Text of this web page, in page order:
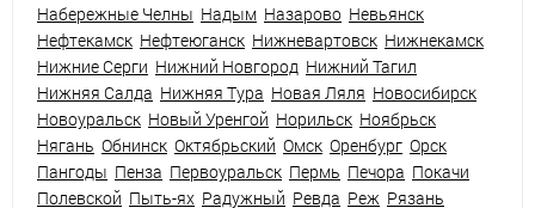
Набережные Челны Надым Назарово Невьянск
Нефтекамск Нефтеюганск Нижневартовск Нижнекамск
Нижние Серги Нижний Новгород Нижний Тагил
Нижняя Салда Нижняя Тура Новая Ляля Новосибирск
Новоуральск Новый Уренгой Норильск Ноябрьск
Нягань Обнинск Октябрьский Омск Оренбург Орск
Пангоды Пенза Первоуральск Пермь Печора Покачи
Полевской Пыть-ях Радужный Ревда Реж Рязань